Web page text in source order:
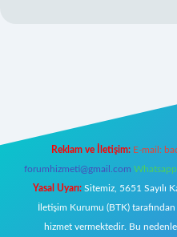
Reklam ve İletişim: E-mail:
forumhizmeti@gmail.com
Yasal Uyarı: Sitemiz, 5651 Sayılı
İletişim Kurumu (BTK) tarafından
hizmet vermektedir. Bu